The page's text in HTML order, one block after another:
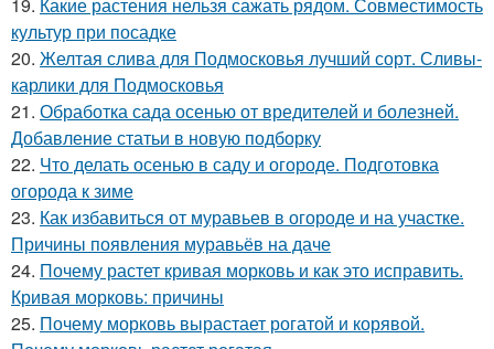
культур при посадке
20. Желтая слива для Подмосковья лучший сорт. Сливы-
карлики для Подмосковья
21. Обработка сада осенью от вредителей и болезней.
Добавление статьи в новую подборку
22. Что делать осенью в саду и огороде. Подготовка
огорода к зиме
23. Как избавиться от муравьев в огороде и на участке.
Причины появления муравьёв на даче
24. Почему растет кривая морковь и как это исправить.
Кривая морковь: причины
25. Почему морковь вырастает рогатой и корявой.